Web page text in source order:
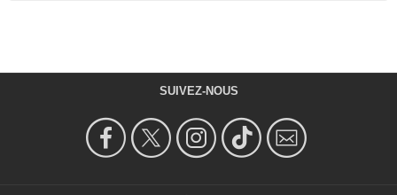
SUIVEZ-NOUS